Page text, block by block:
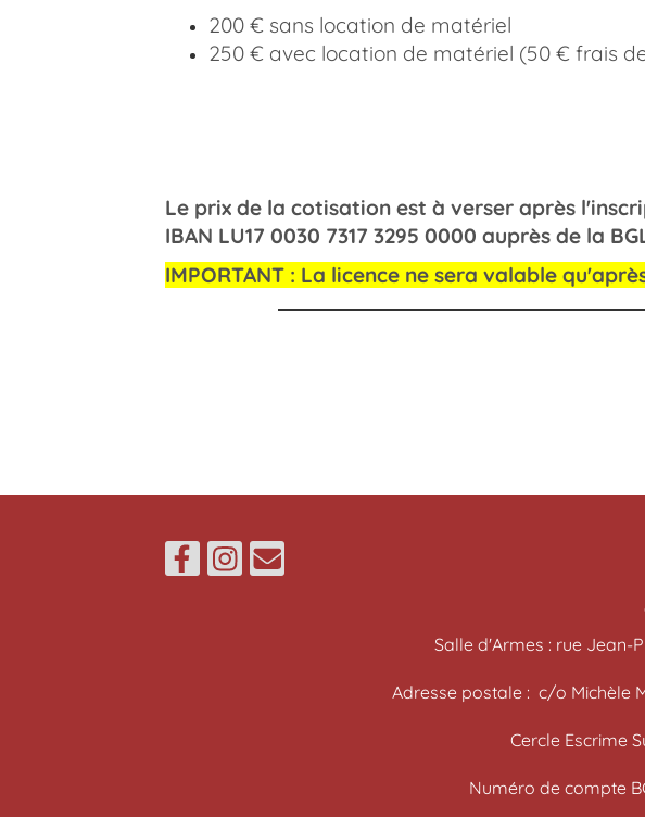
200 € sans location de matériel
250 € avec location de matériel (50 € frais
Le prix de la cotisation est à verser
IBAN LU17 0030 7317 3295 0000 auprès de la
IMPORTANT : La licence ne sera valable
Salle d'Armes : rue Jean-
​Adresse postale : c/o Michèle
Cercle Escrime
Numéro de compte